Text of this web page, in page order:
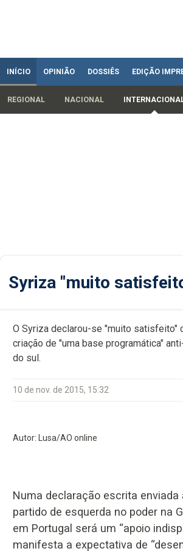
INÍCIO OPINIÃO DOSSIÊS EDIÇÃO
REGIONAL NACIONAL
Syriza "muito
O Syriza declarou-se "muito satisfeito"
criação de "uma base programática"
do sul.
10 de nov. de 2015, 15:32
Autor: Lusa/AO online
Numa declaração escrita
partido de esquerda no poder na
em Portugal será um “apoio
manifesta a expectativa de